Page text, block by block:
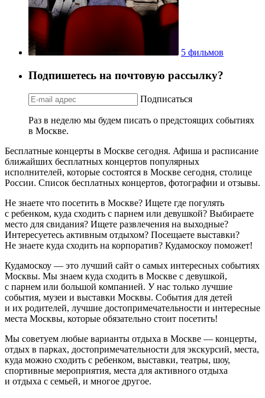
5 фильмов
Подпишетесь на почтовую рассылку?
Подписаться
Раз в неделю мы будем писать о предстоящих событиях
в Москве.
Бесплатные концерты в Москве сегодня. Афиша и расписание
ближайших бесплатных концертов популярных
исполнителей, которые состоятся в Москве сегодня, столице
России. Список бесплатных концертов, фотографии и отзывы.
Не знаете что посетить в Москве? Ищете где погулять
с ребенком, куда сходить с парнем или девушкой? Выбираете
место для свидания? Ищете развлечения на выходные?
Интересуетесь активным отдыхом? Посещаете выставки?
Не знаете куда сходить на корпоратив? Кудамоскоу поможет!
Кудамоскоу — это лучший сайт о самых интересных событиях
Москвы. Мы знаем куда сходить в Москве с девушкой,
с парнем или большой компанией. У нас только лучшие
события, музеи и выставки Москвы. События для детей
и их родителей, лучшие достопримечательности и интересные
места Москвы, которые обязательно стоит посетить!
Мы советуем любые варианты отдыха в Москве — концерты,
отдых в парках, достопримечательности для экскурсий, места,
куда можно сходить с ребенком, выставки, театры, шоу,
спортивные мероприятия, места для активного отдыха
и отдыха с семьей, и многое другое.